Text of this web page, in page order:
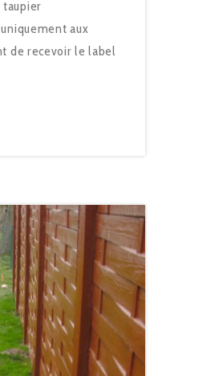
taupier
aux
de recevoir le label